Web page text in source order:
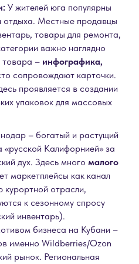
У жителей юга популярны
отдыха. Местные продавцы
товары для ремонта,
важно наглядно
товара – инфографика,
сопровождают карточки.
проявляется в создании
упаковок для массовых
– богатый и растущий
Калифорнией» за
дух. Здесь много малого
маркетплейсы как канал
курортной отрасли,
к сезонному спросу
инвентарь).
бизнеса на Кубани –
именно Wildberries/Ozon
рынок. Региональная